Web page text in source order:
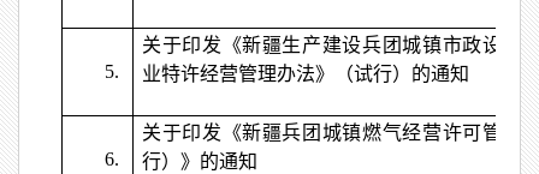
5.
关于印发《新疆生产建设兵团城镇市政设施
业特许经营管理办法》（试行）的通知
6.
关于印发《新疆兵团城镇燃气经营许可管理
行）》的通知